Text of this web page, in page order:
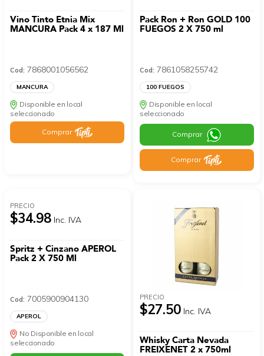
Vino Tinto Etnia Mix
MANCURA Pack 4 x 187 Ml
Cod: 7868001056562
MANCURA
Disponible en local
seleccionado
Comprar
Pack Ron + Ron GOLD 100
FUEGOS 2 X 750 ml
Cod: 7861058255742
100 FUEGOS
Disponible en local
seleccionado
Comprar
Comprar
PRECIO
$34.98 Inc. IVA
Spritz + Cinzano APEROL
Pack 2 X 750 Ml
Cod: 7005900904130
APEROL
No Disponible en local
seleccionado
PRECIO
$27.50 Inc. IVA
Whisky Carta Nevada
FREIXENET 2 x 750ml